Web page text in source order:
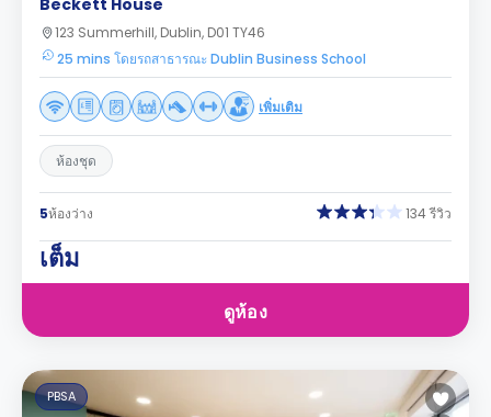
Beckett House
123 Summerhill, Dublin, D01 TY46
25 mins โดยรถสาธารณะ Dublin Business School
เพิ่มเติม
ห้องชุด
5ห้องว่าง 134 รีวิว
เต็ม
ดูห้อง
PBSA